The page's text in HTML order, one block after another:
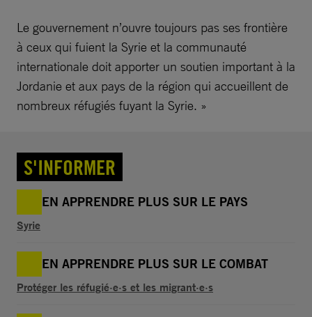
Le gouvernement n’ouvre toujours pas ses frontière
à ceux qui fuient la Syrie et la communauté
internationale doit apporter un soutien important à la
Jordanie et aux pays de la région qui accueillent de
nombreux réfugiés fuyant la Syrie. »
S'INFORMER
EN APPRENDRE PLUS SUR LE PAYS
Syrie
EN APPRENDRE PLUS SUR LE COMBAT
Protéger les réfugié·e·s et les migrant·e·s